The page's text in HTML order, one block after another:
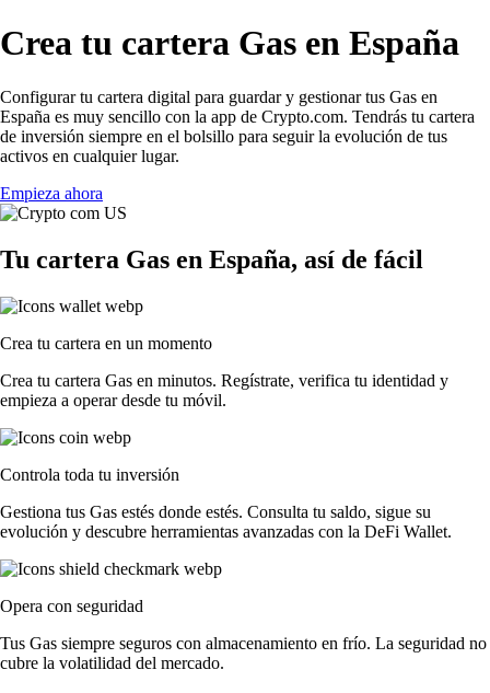
Crea tu cartera Gas en España
Configurar tu cartera digital para guardar y gestionar tus Gas en
España es muy sencillo con la app de Crypto.com. Tendrás tu cartera
de inversión siempre en el bolsillo para seguir la evolución de tus
activos en cualquier lugar.
Empieza ahora
Tu cartera Gas en España, así de fácil
Crea tu cartera en un momento
Crea tu cartera Gas en minutos. Regístrate, verifica tu identidad y
empieza a operar desde tu móvil.
Controla toda tu inversión
Gestiona tus Gas estés donde estés. Consulta tu saldo, sigue su
evolución y descubre herramientas avanzadas con la DeFi Wallet.
Opera con seguridad
Tus Gas siempre seguros con almacenamiento en frío. La seguridad no
cubre la volatilidad del mercado.